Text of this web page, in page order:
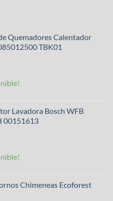
Quemadores Calentador
TBK01
Lavadora Bosch WFB
00151613
Chimeneas Ecoforest